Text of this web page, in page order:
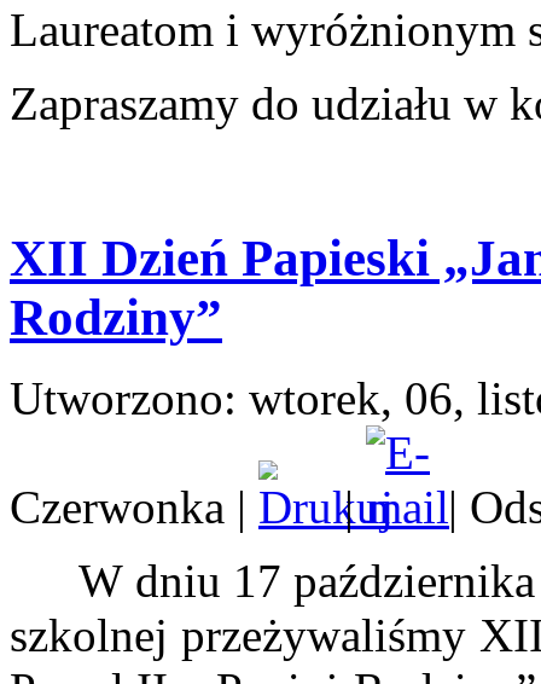
Laureatom i wyróżnionym
Zapraszamy do udziału w
XII Dzień Papieski
Rodziny”
Utworzono: wtorek, 06,
Czerwonka | |
|
W dniu 17
szkolnej przeżywaliśmy